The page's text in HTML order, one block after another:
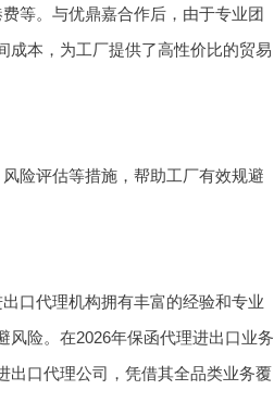
等。与优鼎嘉合作后，由于专业团
成本，为工厂提供了高性价比的贸易
险评估等措施，帮助工厂有效规避
口代理机构拥有丰富的经验和专业
风险。在2026年保函代理进出口业务
出口代理公司，凭借其全品类业务覆